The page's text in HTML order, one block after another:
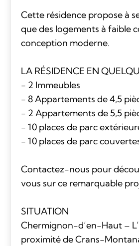
Cette résidence propose à
que des logements à faible
conception moderne.
LA RÉSIDENCE EN
- 2 Immeubles
- 8 Appartements de 4,5
- 2 Appartements de 5,5
- 10 places de parc
- 10 places de parc
Contactez-nous pour
vous sur ce remarquable
SITUATION
Chermignon-d’en-Haut –
proximité de Crans-